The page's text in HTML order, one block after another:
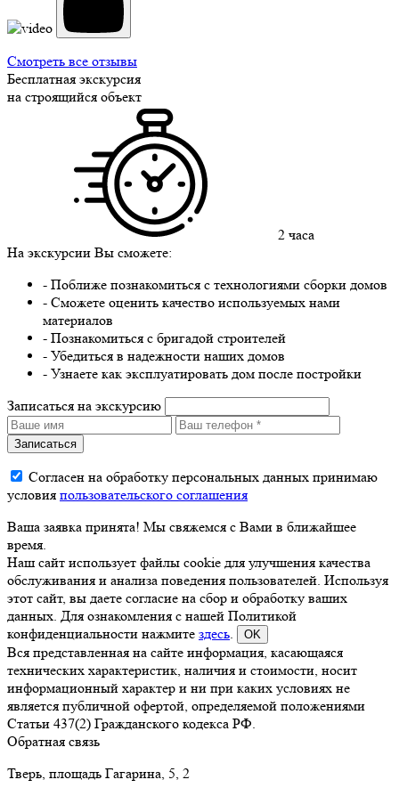
Смотреть все отзывы
Бесплатная экскурсия
на строящийся объект
2 часа
На экскурсии Вы сможете:
- Поближе познакомиться с технологиями сборки домов
- Сможете оценить качество используемых нами
материалов
- Познакомиться с бригадой строителей
- Убедиться в надежности наших домов
- Узнаете как эксплуатировать дом после постройки
Записаться на экскурсию
Записаться
Согласен на обработку персональных данных принимаю
условия пользовательского соглашения
Ваша заявка принята! Мы свяжемся с Вами в ближайшее
время.
Наш сайт использует файлы cookie для улучшения качества
обслуживания и анализа поведения пользователей. Используя
этот сайт, вы даете согласие на сбор и обработку ваших
данных. Для ознакомления с нашей Политикой
конфиденциальности нажмите здесь. OK
Вся представленная на сайте информация, касающаяся
технических характеристик, наличия и стоимости, носит
информационный характер и ни при каких условиях не
является публичной офертой, определяемой положениями
Статьи 437(2) Гражданского кодекса РФ.
Обратная связь
Тверь, площадь Гагарина, 5, 2